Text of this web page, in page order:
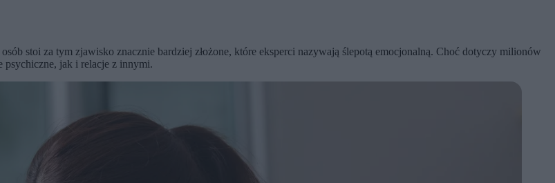
stoi za tym zjawisko znacznie bardziej złożone, które eksperci nazywają ślepotą emocjonalną. Choć dotyczy milionów
psychiczne, jak i relacje z innymi.